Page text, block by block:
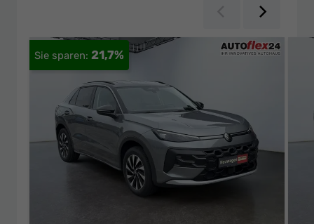
Zurück
21,7%